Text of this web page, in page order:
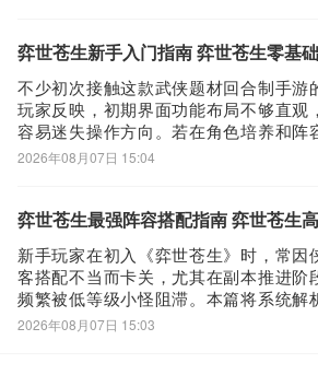
制与搭配逻辑展开解析，为犹豫是否培
据。从角色模型设
弈世苍生新手入门指南 弈世苍生零基
不少初次接触这款武侠题材回合制手游
玩家反映，初期界面功能布局不够直观，
容易迷失操作方向。若在角色培养和阵
构建阶段缺乏合理规划，极易造成养成资
心成长路径展开说明，帮助玩家高效完
路线的选择直
2026年08月07日 15:04
弈世苍生最强阵容搭配指南 弈世苍生
新手玩家在初入《弈世苍生》时，常因
客搭配不当而卡关，尤其在副本推进阶
频繁被低等级小怪阻滞。本篇将系统解
当前版本中实战验证最稳定、资源利用率
2026年08月07日 15:03